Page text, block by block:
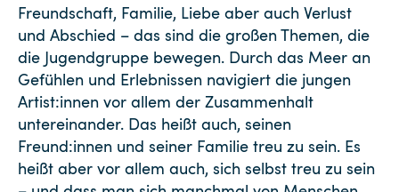
Freundschaft, Familie, Liebe aber auch Verlust
und Abschied – das sind die großen Themen, die
die Jugendgruppe bewegen. Durch das Meer an
Gefühlen und Erlebnissen navigiert die jungen
Artist:innen vor allem der Zusammenhalt
untereinander. Das heißt auch, seinen
Freund:innen und seiner Familie treu zu sein. Es
heißt aber vor allem auch, sich selbst treu zu sein